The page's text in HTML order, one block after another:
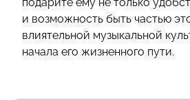
и возможность быть частью
влиятельной музыкальной
начала его жизненного пути.